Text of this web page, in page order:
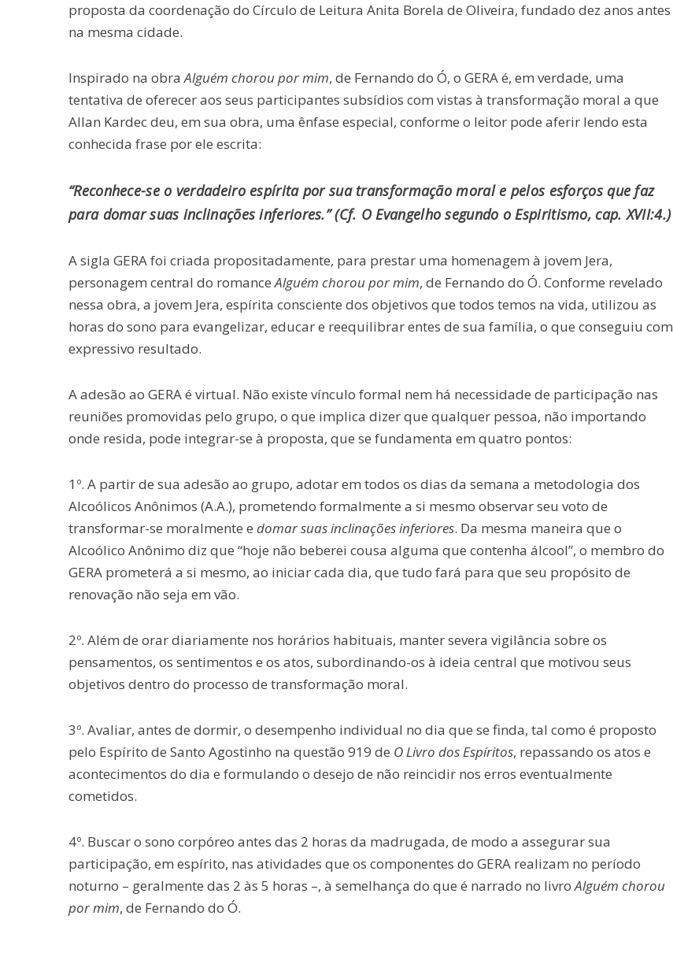
proposta da coordenação do Círculo de Leitura Anita Borela de Oliveira, fundado dez anos antes
na mesma cidade.
Inspirado na obraAlguém chorou por mim, de Fernando do Ó, o GERA é, em verdade, uma
tentativa de oferecer aos seus participantes subsídios com vistas à transformação moral a que
Allan Kardec deu, em sua obra, uma ênfase especial, conforme o leitor pode aferir lendo esta
conhecida frase por ele escrita:
“Reconhece-se o verdadeiro espírita por sua transformação moral e pelos esforços que faz
para domar suas inclinações inferiores.” (Cf. O Evangelho segundo o Espiritismo, cap. XVII:4.)
A sigla GERA foi criada propositadamente, para prestar uma homenagem à jovem Jera,
personagem central do romanceAlguém chorou por mim, de Fernando do Ó. Conforme revelado
nessa obra, a jovem Jera, espírita consciente dos objetivos que todos temos na vida, utilizou as
horas do sono para evangelizar, educar e reequilibrar entes de sua família, o que conseguiu com
expressivo resultado.
A adesão ao GERA é virtual. Não existe vínculo formal nem há necessidade de participação nas
reuniões promovidas pelo grupo, o que implica dizer que qualquer pessoa, não importando
onde resida, pode integrar-se à proposta, que se fundamenta em quatro pontos:
1º. A partir de sua adesão ao grupo, adotar em todos os dias da semana a metodologia dos
Alcoólicos Anônimos (A.A.), prometendo formalmente a si mesmo observar seu voto de
transformar-se moralmente e domar suas inclinações inferiores. Da mesma maneira que o
Alcoólico Anônimo diz que “hoje não beberei cousa alguma que contenha álcool”, o membro do
GERA prometerá a si mesmo, ao iniciar cada dia, que tudo fará para que seu propósito de
renovação não seja em vão.
2º. Além de orar diariamente nos horários habituais, manter severa vigilância sobre os
pensamentos, os sentimentos e os atos, subordinando-os à ideia central que motivou seus
objetivos dentro do processo de transformação moral.
3º. Avaliar, antes de dormir, o desempenho individual no dia que se finda, tal como é proposto
pelo Espírito de Santo Agostinho na questão 919 de O Livro dos Espíritos, repassando os atos e
acontecimentos do dia e formulando o desejo de não reincidir nos erros eventualmente
cometidos.
4º. Buscar o sono corpóreo antes das 2 horas da madrugada, de modo a assegurar sua
participação, em espírito, nas atividades que os componentes do GERA realizam no período
noturno – geralmente das 2 às 5 horas –, à semelhança do que é narrado no livroAlguém chorou
por mim, de Fernando do Ó.